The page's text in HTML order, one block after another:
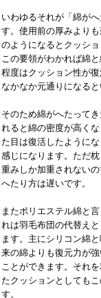
いわゆるそれが「綿が
す。使用前の厚みより
のようになるとクッシ
この要領がわかれば綿
程度はクッション性が
なかなか元通りになると
そのため綿がへたって
れると綿の密度が高く
た目は復活したように
感じになります。ただ
重みしか加重されない
へたり方は遅いです。
またポリエステル綿と
れは羽毛布団の代替え
ます。主にシリコン綿
来の綿よりも復元力が
ことができます。それ
たクッションとしても
す。